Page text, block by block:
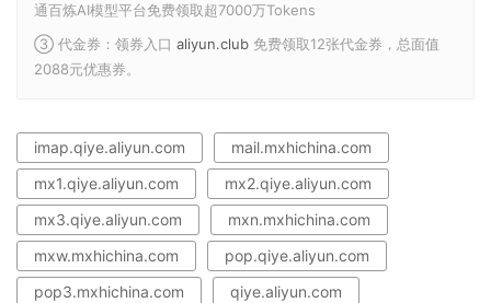
通百炼AI模型平台免费领取超7000万Tokens
③ 代金券：领券入口 aliyun.club 免费领取12张代金券，总面值
2088元优惠券。
imap.qiye.aliyun.com
mail.mxhichina.com
mx1.qiye.aliyun.com
mx2.qiye.aliyun.com
mx3.qiye.aliyun.com
mxn.mxhichina.com
mxw.mxhichina.com
pop.qiye.aliyun.com
pop3.mxhichina.com
qiye.aliyun.com